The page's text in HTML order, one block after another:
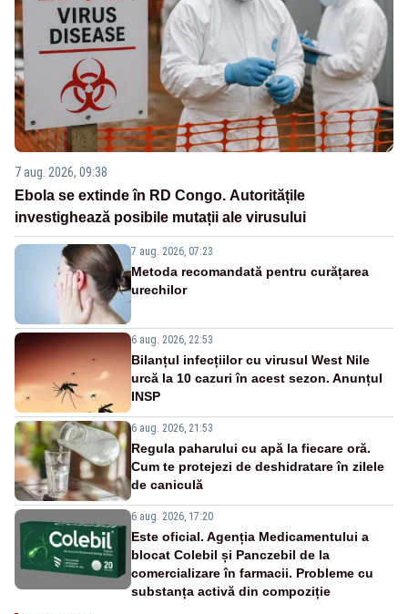
7 aug. 2026, 09:38
Ebola se extinde în RD Congo. Autoritățile
investighează posibile mutații ale virusului
7 aug. 2026, 07:23
Metoda recomandată pentru curățarea
urechilor
6 aug. 2026, 22:53
Bilanțul infecțiilor cu virusul West Nile
urcă la 10 cazuri în acest sezon. Anunțul
INSP
6 aug. 2026, 21:53
Regula paharului cu apă la fiecare oră.
Cum te protejezi de deshidratare în zilele
de caniculă
6 aug. 2026, 17:20
Este oficial. Agenția Medicamentului a
blocat Colebil și Panczebil de la
comercializare în farmacii. Probleme cu
substanța activă din compoziție